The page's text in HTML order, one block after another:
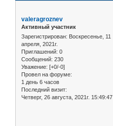
valeragroznev
Активный участник
Зарегистрирован: Воскресенье, 11
апреля, 2021г.
Приглашений: 0
Сообщений: 230
Уважение: [+0/-0]
Провел на форуме:
1 день 6 часов
Последний визит:
Четверг, 26 августа, 2021г. 15:49:47